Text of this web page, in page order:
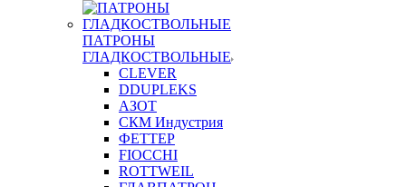
ПАТРОНЫ
ГЛАДКОСТВОЛЬНЫЕ
CLEVER
DDUPLEKS
АЗОТ
СКМ Индустрия
ФЕТТЕР
FIOCCHI
ROTTWEIL